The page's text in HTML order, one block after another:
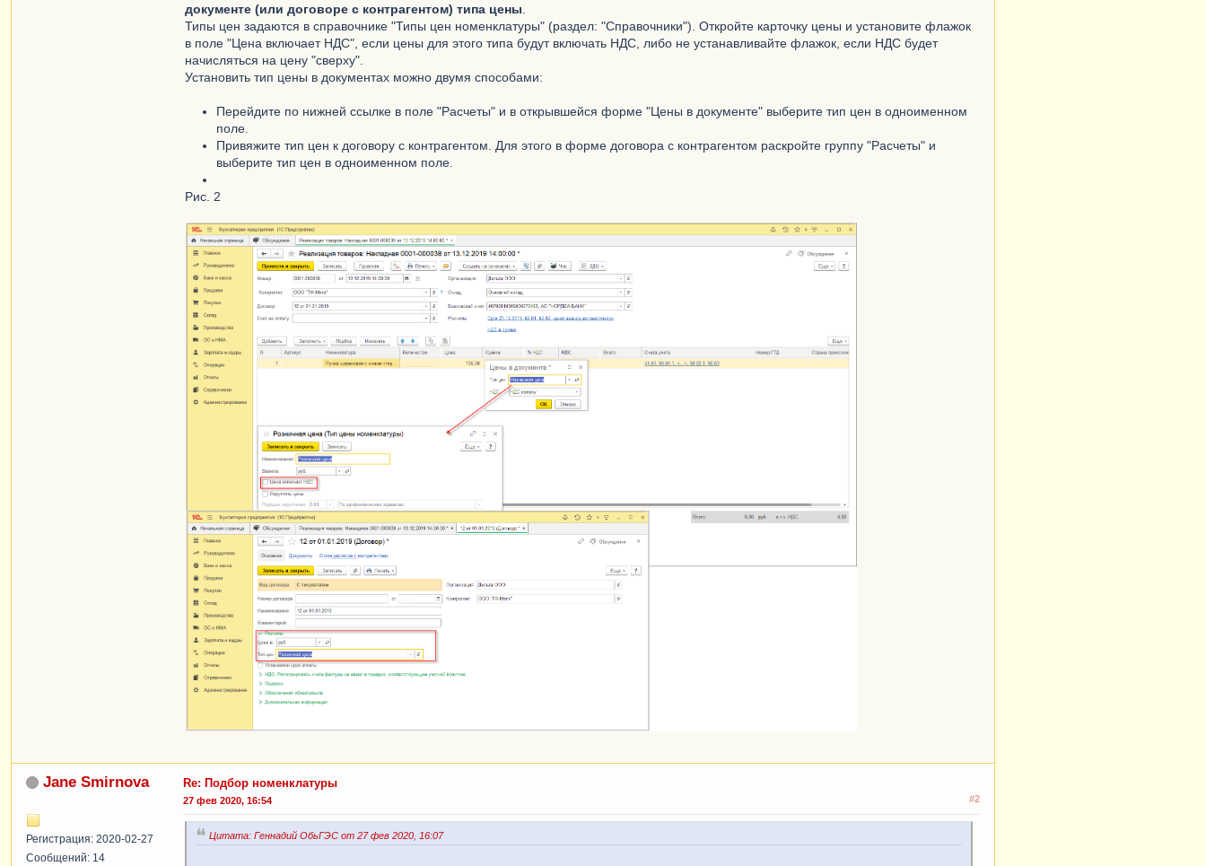
документе (или договоре с контрагентом) типа цены
Типы цен задаются в справочнике "Типы цен номенклатуры" (раздел: "Справочники"). Откройте карточку цены и установите флажок
в поле "Цена включает НДС", если цены для этого типа будут включать НДС, либо не устанавливайте флажок, если НДС будет
начисляться на цену "сверху".
Установить тип цены в документах можно двумя способами:
Перейдите по нижней ссылке в поле "Расчеты" и в открывшейся форме "Цены в документе" выберите тип цен в одноименном
поле.
Привяжите тип цен к договору с контрагентом. Для этого в форме договора с контрагентом раскройте группу "Расчеты" и
выберите тип цен в одноименном поле.
Рис. 2
Jane Smirnova
Регистрация: 2020-02-27
Сообщений: 14
Re: Подбор номенклатуры
#2
27 фев 2020, 16:54
Цитата: Геннадий ОбьГЭС от 27 фев 2020, 16:07